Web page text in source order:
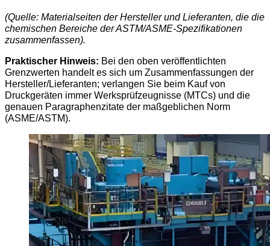
(Quelle: Materialseiten der Hersteller und Lieferanten, die die
chemischen Bereiche der ASTM/ASME-Spezifikationen
zusammenfassen).
Praktischer Hinweis: Bei den oben veröffentlichten
Grenzwerten handelt es sich um Zusammenfassungen der
Hersteller/Lieferanten; verlangen Sie beim Kauf von
Druckgeräten immer Werksprüfzeugnisse (MTCs) und die
genauen Paragraphenzitate der maßgeblichen Norm
(ASME/ASTM).